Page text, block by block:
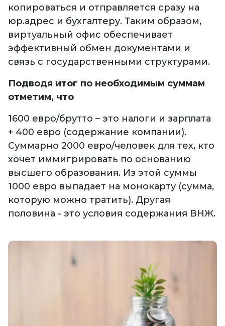
копироваться и отправляется сразу на
юр.адрес и бухгалтеру. Таким образом,
виртуальный офис обеспечивает
эффективный обмен документами и
связь с государственными структурами.
Подводя итог по необходимым суммам
отметим, что
1600 евро/брутто – это налоги и зарплата
+ 400 евро (содержание компании).
Суммарно 2000 евро/человек для тех, кто
хочет иммигрировать по основанию
высшего образования. Из этой суммы
1000 евро выпадает на монокарту (сумма,
которую можно тратить). Другая
половина - это условия содержания ВНЖ.